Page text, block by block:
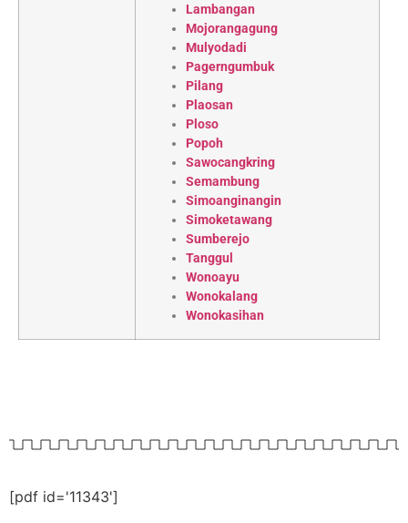
Lambangan
Mojorangagung
Mulyodadi
Pagerngumbuk
Pilang
Plaosan
Ploso
Popoh
Sawocangkring
Semambung
Simoanginangin
Simoketawang
Sumberejo
Tanggul
Wonoayu
Wonokalang
Wonokasihan
[pdf id='11343']